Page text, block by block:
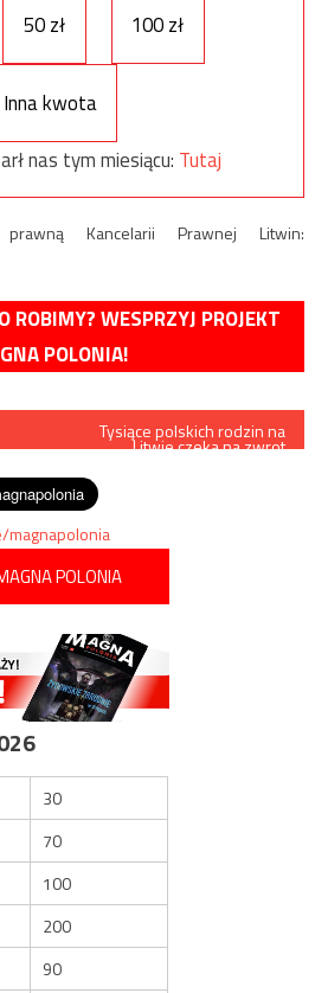
50 zł 100 zł
Inna kwota
nas tym miesiącu: Tutaj
Kancelarii Prawnej Litwin:
ROBIMY? WESPRZYJ PROJEKT
POLONIA!
Tysiące polskich rodzin na
Litwie czeka na zwrot
magnapolonia
POLONIA
30
70
100
200
90